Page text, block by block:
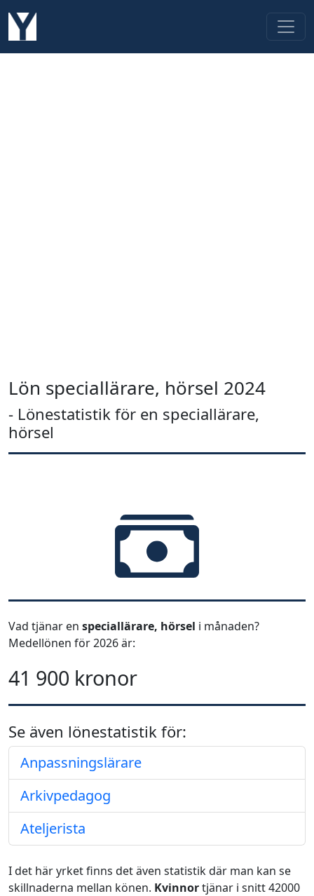
Lön speciallärare, hörsel 2024
- Lönestatistik för en speciallärare,
hörsel
Vad tjänar en speciallärare, hörsel i månaden?
Medellönen för 2026 är:
41 900 kronor
Se även lönestatistik för:
Anpassningslärare
Arkivpedagog
Ateljerista
I det här yrket finns det även statistik där man kan se
skillnaderna mellan könen. Kvinnortjänar i snitt 42000